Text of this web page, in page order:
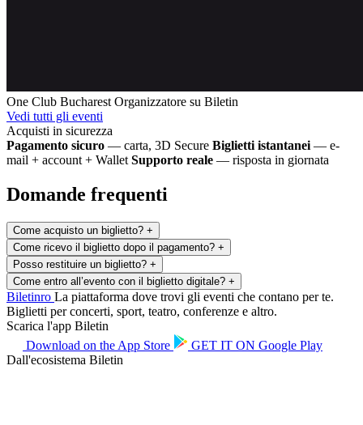
One Club Bucharest Organizzatore su Biletin
Vedi tutti gli eventi
Acquisti in sicurezza
Pagamento sicuro — carta, 3D Secure Biglietti istantanei — e-
mail + account + Wallet Supporto reale — risposta in giornata
Domande frequenti
Come acquisto un biglietto? +
Come ricevo il biglietto dopo il pagamento? +
Posso restituire un biglietto? +
Come entro all’evento con il biglietto digitale? +
Biletinro La piattaforma dove trovi gli eventi che contano per te.
Biglietti per concerti, sport, teatro, conferenze e altro.
Scarica l'app Biletin
Download on the App Store GET IT ON Google Play
Dall'ecosistema Biletin